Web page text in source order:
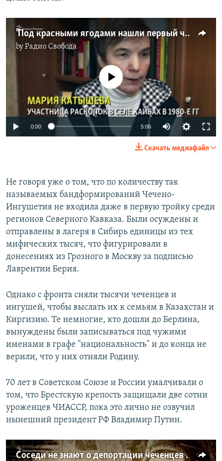
"Под красными ягодами нашли первый череп". О раскопках в Хайбахе
byРадио Свобода
No media source currently available
0:00 5:06
Скачать медиафайл
Не говоря уже о том, что по количеству так
называемых бандформирований Чечено-
Ингушетия не входила даже в первую тройку среди
регионов Северного Кавказа. Были осуждены и
отправлены в лагеря в Сибирь единицы из тех
мифических тысяч, что фигурировали в
донесениях из Грозного в Москву за подписью
Лаврентии Берия.
​Однако с фронта сняли тысячи чеченцев и
ингушей, чтобы выслать их к семьям в Казахстан и
Киргизию. Те немногие, кто дошли до Берлина,
вынуждены были записываться под чужими
именами в графе "национальность" и до конца не
верили, что у них отняли Родину.
70 лет в Советском Союзе и России умалчивали о
том, что Брестскую крепость защищали две сотни
уроженцев ЧИАССР, пока это лично не озвучил
нынешний президент РФ Владимир Путин.
Соседи не знают о депортации чеченцев и ингушей